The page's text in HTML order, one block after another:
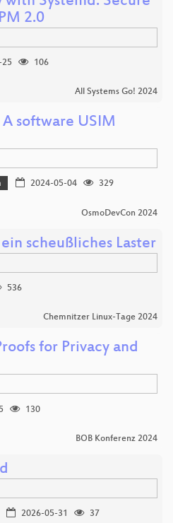
2.0
106
All Systems Go! 2024
software USIM
2024-05-04
329
OsmoDevCon 2024
scheußliches Laster
536
Chemnitzer Linux-Tage 2024
for Privacy and
130
BOB Konferenz 2024
2026-05-31
37